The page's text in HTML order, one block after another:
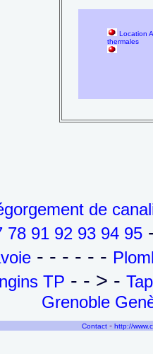
Location
thermales
de
78 91 92 93 94 95
- - - - - -
TP - - > -
Grenoble
Contact - http://